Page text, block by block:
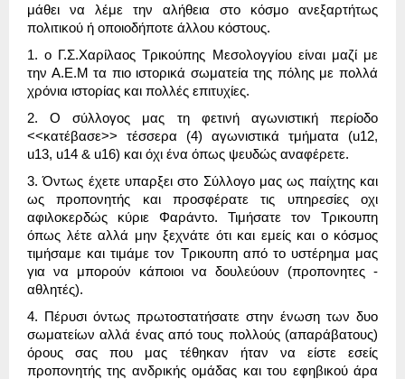
μάθει να λέμε την αλήθεια στο κόσμο ανεξαρτήτως
πολιτικού ή οποιοδήποτε άλλου κόστους.
1. ο Γ.Σ.Χαρίλαος Τρικούπης Μεσολογγίου είναι μαζί με
την Α.Ε.Μ τα πιο ιστορικά σωματεία της πόλης με πολλά
χρόνια ιστορίας και πολλές επιτυχίες.
2. Ο σύλλογος μας τη φετινή αγωνιστική περίοδο
<<κατέβασε>> τέσσερα (4) αγωνιστικά τμήματα (u12,
u13, u14 & u16) και όχι ένα όπως ψευδώς αναφέρετε.
3. Όντως έχετε υπαρξει στο Σύλλογο μας ως παίχτης και
ως προπονητής και προσφέρατε τις υπηρεσίες οχι
αφιλοκερδώς κύριε Φαράντο. Τιμήσατε τον Τρικουπη
όπως λέτε αλλά μην ξεχνάτε ότι και εμείς και ο κόσμος
τιμήσαμε και τιμάμε τον Τρικουπη από το υστέρημα μας
για να μπορούν κάποιοι να δουλεύουν (προπονητες -
αθλητές).
4. Πέρυσι όντως πρωτοστατήσατε στην ένωση των δυο
σωματείων αλλά ένας από τους πολλούς (απαράβατους)
όρους σας που μας τέθηκαν ήταν να είστε εσείς
προπονητής της ανδρικής ομάδας και του εφηβικού άρα